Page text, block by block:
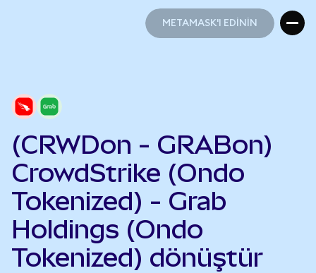
METAMASK'I EDİNİN
(CRWDon - GRABon)
CrowdStrike (Ondo
Tokenized) - Grab
Holdings (Ondo
Tokenized) dönüştür